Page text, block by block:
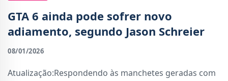
GTA 6 ainda pode sofrer novo
adiamento, segundo Jason Schreier
08/01/2026
Atualização:Respondendo às manchetes geradas com